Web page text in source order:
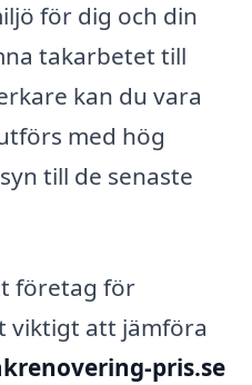
för dig och din
takarbetet till
kan du vara
med hög
till de senaste
företag för
viktigt att jämföra
pris.se